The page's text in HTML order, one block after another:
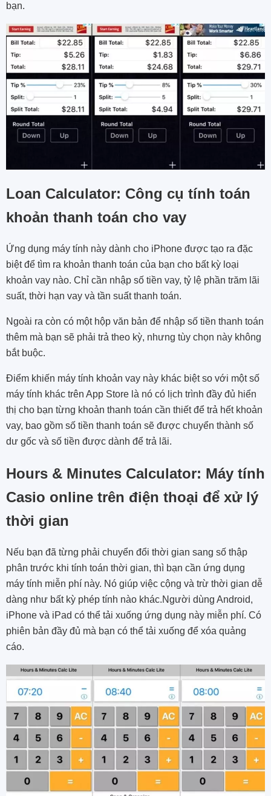
bạn.
Loan Calculator: Công cụ tính toán
khoản thanh toán cho vay
Ứng dụng máy tính này dành cho iPhone được tạo ra đặc
biệt để tìm ra khoản thanh toán của bạn cho bất kỳ loại
khoản vay nào. Chỉ cần nhập số tiền vay, tỷ lệ phần trăm lãi
suất, thời hạn vay và tần suất thanh toán.
Ngoài ra còn có một hộp văn bản để nhập số tiền thanh toán
thêm mà bạn sẽ phải trả theo kỳ, nhưng tùy chọn này không
bắt buộc.
Điểm khiến máy tính khoản vay này khác biệt so với một số
máy tính khác trên App Store là nó có lịch trình đầy đủ hiển
thị cho bạn từng khoản thanh toán cần thiết để trả hết khoản
vay, bao gồm số tiền thanh toán sẽ được chuyển thành số
dư gốc và số tiền được dành để trả lãi.
Hours & Minutes Calculator: Máy tính
Casio online trên điện thoại để xử lý
thời gian
Nếu bạn đã từng phải chuyển đổi thời gian sang số thập
phân trước khi tính toán thời gian, thì bạn cần ứng dụng
máy tính miễn phí này. Nó giúp việc cộng và trừ thời gian dễ
dàng như bất kỳ phép tính nào khác.Người dùng Android,
iPhone và iPad có thể tải xuống ứng dụng này miễn phí. Có
phiên bản đầy đủ mà bạn có thể tải xuống để xóa quảng
cáo.